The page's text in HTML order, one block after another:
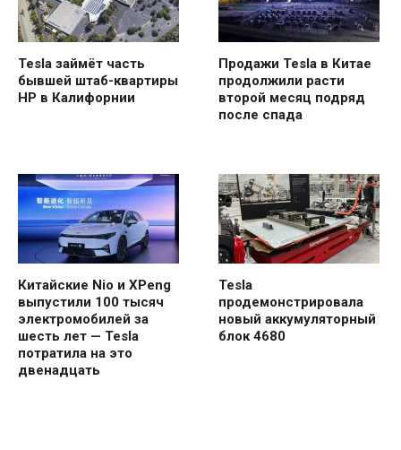
Tesla займёт часть
бывшей штаб-квартиры
HP в Калифорнии
Продажи Tesla в Китае
продолжили расти
второй месяц подряд
после спада
Китайские Nio и XPeng
выпустили 100 тысяч
электромобилей за
шесть лет — Tesla
потратила на это
двенадцать
Tesla
продемонстрировала
новый аккумуляторный
блок 4680